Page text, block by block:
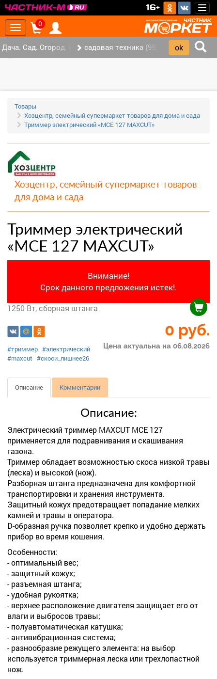
16+
Toggle
navigation
0
Дача. Сад. Огород. (147)садовая техника (99)
Товары
Хозцентр, семейный супермаркет товаров для дома и сада
Триммер электрический «MCE 127 MAXCUT»
Хозцентр, семейный супермаркет товаров
для дома и сада
Триммер электрический
«MCE 127 MAXCUT»
Внимание!
Срок данного предложения истек!.
1250 Вт, сборная штанга
0 руб.
Цена актуальна на 06.08.2026
#триммер #электрический
#maxcut #скоси_лишнее26
Описание Комментарии
Описание:
Электрический триммер MAXCUT MCE 127
применяется для подравнивания и скашивания
газона.
Триммер обладает возможностью скоса низкой травы
(леска) и высокой (нож).
Разборная штанга предназначена для комфортной
транспортировки и хранения инструмента.
Защитный кожух предотвращает попадание мелких
камней и травы в оператора.
D-образная ручка позволяет крепко и удобно держать
прибор во время кошения.
Особенности:
- оптимальный вес;
- защитный кожух;
- разъемная штанга;
- удобная рукоятка;
- верхнее расположение двигателя защищает его от
влаги и выбросов травы;
- полуавтоматическая катушка;
- антивибрационная система;
- разнообразие режущего элемента: на выбор
используется триммерная леска или трехлопастной
нож.
‹ ›